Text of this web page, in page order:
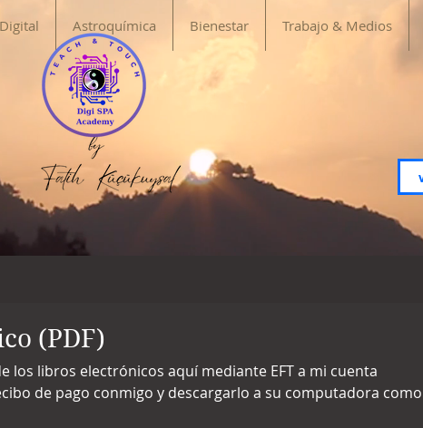
Astroquímica Bienestar Trabajo & Medios
(PDF)
los libros electrónicos aquí mediante EFT a mi cuenta
de pago conmigo y descargarlo a su computadora como